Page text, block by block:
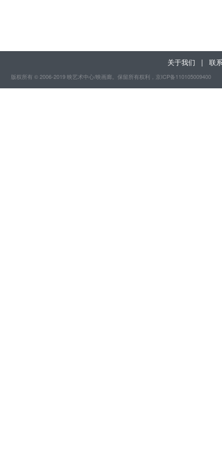
关于我们 | 联
版权所有 © 2006-2019 映艺术中心/映画廊。保留所有权利 ，京ICP备110105009400